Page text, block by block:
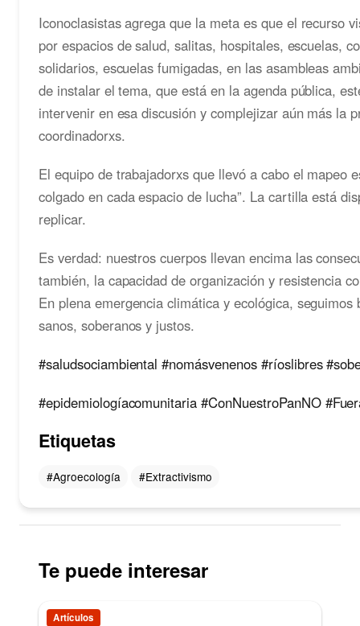
Iconoclasistas agrega que la meta es que el recurso
por espacios de salud, salitas, hospitales, escuelas,
solidarios, escuelas fumigadas, en las asambleas
de instalar el tema, que está en la agenda pública,
intervenir en esa discusión y complejizar aún más la
coordinadorxs.
El equipo de trabajadorxs que llevó a cabo el mapeo
colgado en cada espacio de lucha”. La cartilla está
replicar.
Es verdad: nuestros cuerpos llevan encima las
también, la capacidad de organización y resistencia
En plena emergencia climática y ecológica,
sanos, soberanos y justos.
#saludsociambiental #nomásvenenos#ríoslibres
#epidemiologíacomunitaria #ConNuestroPanNO
Etiquetas
#Agroecología #Extractivismo
Te puede interesar
Artículos